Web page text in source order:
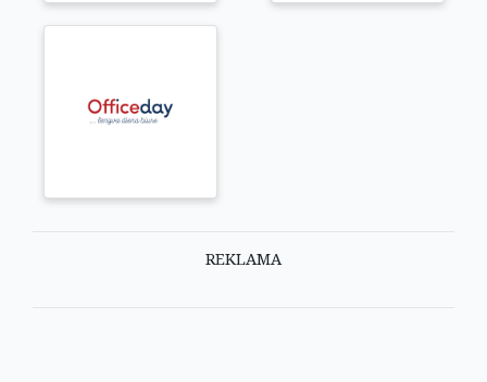
REKLAMA